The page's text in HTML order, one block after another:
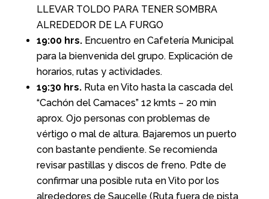
LLEVAR TOLDO PARA TENER SOMBRA
ALREDEDOR DE LA FURGO
19:00 hrs.Encuentro en Cafetería Municipal
para la bienvenida del grupo. Explicación de
horarios, rutas y actividades.
19:30 hrs.Ruta en Vito hasta la cascada del
“Cachón del Camaces” 12 kmts – 20 min
aprox. Ojo personas con problemas de
vértigo o mal de altura. Bajaremos un puerto
con bastante pendiente. Se recomienda
revisar pastillas y discos de freno. Pdte de
confirmar una posible ruta en Vito por los
alrededores de Saucelle (Ruta fuera de pista